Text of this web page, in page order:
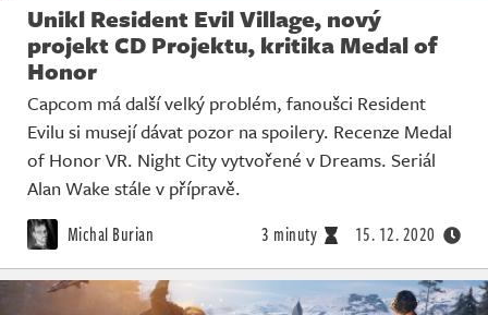
Unikl Resident Evil Village, nový
projekt CD Projektu, kritika Medal of
Honor
Capcom má další velký problém, fanoušci Resident
Evilu si musejí dávat pozor na spoilery. Recenze Medal
of Honor VR. Night City vytvořené v Dreams. Seriál
Alan Wake stále v přípravě.
Michal Burian 3 minuty 15. 12. 2020